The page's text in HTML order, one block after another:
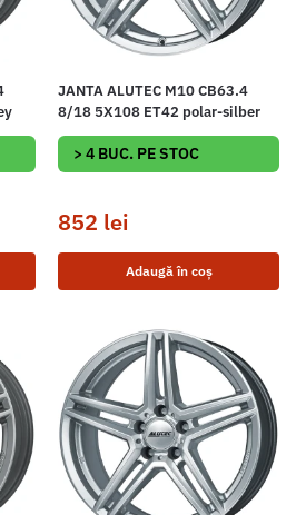
JANTA ALUTEC M10 CB63.4
8/18 5X108 ET42 polar-silber
> 4 BUC. PE STOC
852 lei
Adaugă în coș